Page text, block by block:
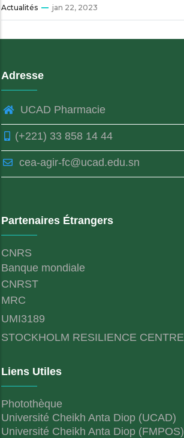
Actualités jan 22, 2023
Adresse
UCAD Pharmacie
(+221) 33 858 14 44
cea-agir-fc@ucad.edu.sn
Partenaires Étrangers
CNRS
Banque mondiale
CNRST
MRC
UMI3189
STOCKHOLM RESILIENCE CENTRE
Liens Utiles
Photothèque
Université Cheikh Anta Diop (UCAD)
Université Cheikh Anta Diop (FMPOS)